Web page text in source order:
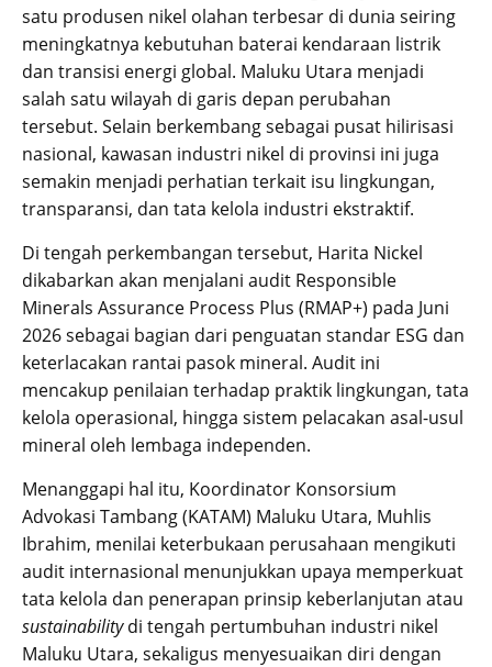
satu produsen nikel olahan terbesar di dunia seiring
meningkatnya kebutuhan baterai kendaraan listrik
dan transisi energi global. Maluku Utara menjadi
salah satu wilayah di garis depan perubahan
tersebut. Selain berkembang sebagai pusat hilirisasi
nasional, kawasan industri nikel di provinsi ini juga
semakin menjadi perhatian terkait isu lingkungan,
transparansi, dan tata kelola industri ekstraktif.
Di tengah perkembangan tersebut, Harita Nickel
dikabarkan akan menjalani audit Responsible
Minerals Assurance Process Plus (RMAP+) pada Juni
2026 sebagai bagian dari penguatan standar ESG dan
keterlacakan rantai pasok mineral. Audit ini
mencakup penilaian terhadap praktik lingkungan, tata
kelola operasional, hingga sistem pelacakan asal-usul
mineral oleh lembaga independen.
Menanggapi hal itu, Koordinator Konsorsium
Advokasi Tambang (KATAM) Maluku Utara, Muhlis
Ibrahim, menilai keterbukaan perusahaan mengikuti
audit internasional menunjukkan upaya memperkuat
tata kelola dan penerapan prinsip keberlanjutan atau
sustainabilitydi tengah pertumbuhan industri nikel
Maluku Utara, sekaligus menyesuaikan diri dengan